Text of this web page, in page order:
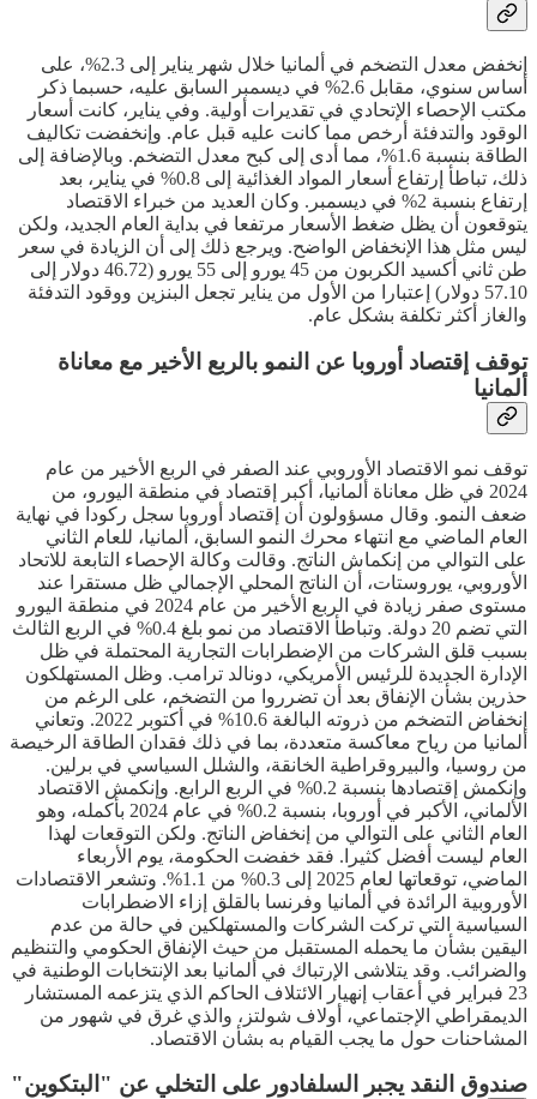
إنخفض معدل التضخم في ألمانيا خلال شهر يناير إلى 2.3%، على
أساس سنوي، مقابل 2.6% في ديسمبر السابق عليه، حسبما ذكر
مكتب الإحصاء الإتحادي في تقديرات أولية. وفي يناير، كانت أسعار
الوقود والتدفئة أرخص مما كانت عليه قبل عام. وإنخفضت تكاليف
الطاقة بنسبة 1.6%، مما أدى إلى كبح معدل التضخم. وبالإضافة إلى
ذلك، تباطأ إرتفاع أسعار المواد الغذائية إلى 0.8% في يناير، بعد
إرتفاع بنسبة 2% في ديسمبر. وكان العديد من خبراء الاقتصاد
يتوقعون أن يظل ضغط الأسعار مرتفعا في بداية العام الجديد، ولكن
ليس مثل هذا الإنخفاض الواضح. ويرجع ذلك إلى أن الزيادة في سعر
طن ثاني أكسيد الكربون من 45 يورو إلى 55 يورو (46.72 دولار إلى
57.10 دولار) إعتبارا من الأول من يناير تجعل البنزين ووقود التدفئة
والغاز أكثر تكلفة بشكل عام.
توقف إقتصاد أوروبا عن النمو بالربع الأخير مع معاناة
ألمانيا
توقف نمو الاقتصاد الأوروبي عند الصفر في الربع الأخير من عام
2024 في ظل معاناة ألمانيا، أكبر إقتصاد في منطقة اليورو، من
ضعف النمو. وقال مسؤولون أن إقتصاد أوروبا سجل ركودا في نهاية
العام الماضي مع انتهاء محرك النمو السابق، ألمانيا، للعام الثاني
على التوالي من إنكماش الناتج. وقالت وكالة الإحصاء التابعة للاتحاد
الأوروبي، يوروستات، أن الناتج المحلي الإجمالي ظل مستقرا عند
مستوى صفر زيادة في الربع الأخير من عام 2024 في منطقة اليورو
التي تضم 20 دولة. وتباطأ الاقتصاد من نمو بلغ 0.4% في الربع الثالث
بسبب قلق الشركات من الإضطرابات التجارية المحتملة في ظل
الإدارة الجديدة للرئيس الأمريكي، دونالد ترامب. وظل المستهلكون
حذرين بشأن الإنفاق بعد أن تضرروا من التضخم، على الرغم من
إنخفاض التضخم من ذروته البالغة 10.6% في أكتوبر 2022. وتعاني
ألمانيا من رياح معاكسة متعددة، بما في ذلك فقدان الطاقة الرخيصة
من روسيا، والبيروقراطية الخانقة، والشلل السياسي في برلين.
وإنكمش إقتصادها بنسبة 0.2% في الربع الرابع. وإنكمش الاقتصاد
الألماني، الأكبر في أوروبا، بنسبة 0.2% في عام 2024 بأكمله، وهو
العام الثاني على التوالي من إنخفاض الناتج. ولكن التوقعات لهذا
العام ليست أفضل كثيرا. فقد خفضت الحكومة، يوم الأربعاء
الماضي، توقعاتها لعام 2025 إلى 0.3% من 1.1%. وتشعر الاقتصادات
الأوروبية الرائدة في ألمانيا وفرنسا بالقلق إزاء الاضطرابات
السياسية التي تركت الشركات والمستهلكين في حالة من عدم
اليقين بشأن ما يحمله المستقبل من حيث الإنفاق الحكومي والتنظيم
والضرائب. وقد يتلاشى الإرتباك في ألمانيا بعد الإنتخابات الوطنية في
23 فبراير في أعقاب إنهيار الائتلاف الحاكم الذي يتزعمه المستشار
الديمقراطي الإجتماعي، أولاف شولتز، والذي غرق في شهور من
المشاحنات حول ما يجب القيام به بشأن الاقتصاد.
صندوق النقد يجبر السلفادور على التخلي عن "البتكوين"